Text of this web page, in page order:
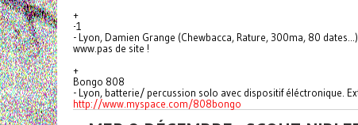
+
-1
- Lyon, Damien Grange (Chewbacca, Rature, 300ma, 80
www.pas de site !
+
Bongo 808
- Lyon, batterie/ percussion solo avec dispositif éléctronique.
http://www.myspace.com/808bongo